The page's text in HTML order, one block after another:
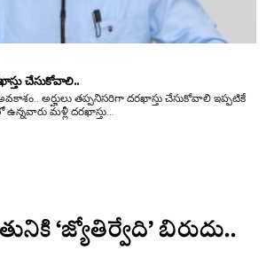
చేసుకోవాలి..
అర్హులు తప్పనిసరిగా దరఖాస్తు చేసుకోవాలి ఇప్పటికే
మళ్లీ దరఖాస్తు...